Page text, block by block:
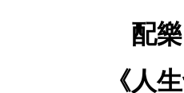
配
《人